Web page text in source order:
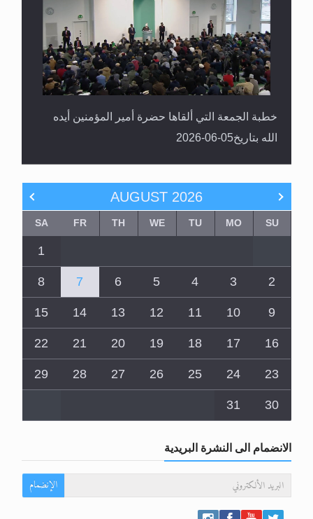
خطبة الجمعة التي ألقاها حضرة أمير المؤمنين أيده
الله بتاريخ05-06-2026
AUGUST 2026
SU
MO
TU
WE
TH
FR
SA
1
2
3
4
5
6
7
8
9
10
11
12
13
14
15
16
17
18
19
20
21
22
23
24
25
26
27
28
29
30
31
الانضمام الى النشرة البريدية
الإنضمام